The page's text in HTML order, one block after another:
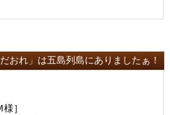
おれ」は五島列島にありましたぁ！
］